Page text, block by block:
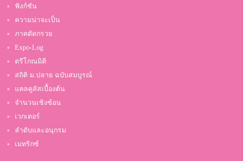
ฟังก์ชัน
ความน่าจะเป็น
ภาคตัดกรวย
Expo-Log
ตรีโกณมิติ
สถิติ ม.ปลาย ฉบับสมบูรณ์
แคลคูลัสเบื้องต้น
จำนวนเชิงซ้อน
เวกเตอร์
ลำดับและอนุกรม
เมทริกซ์